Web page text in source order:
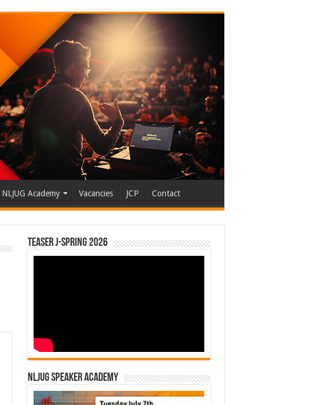
NLJUG Academy Vacancies JCP Contact
Teaser J-Spring 2026
NLJUG Speaker Academy